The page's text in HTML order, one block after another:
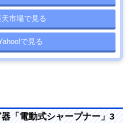
天市場で見る
で見る
「電動式シャープナー」3